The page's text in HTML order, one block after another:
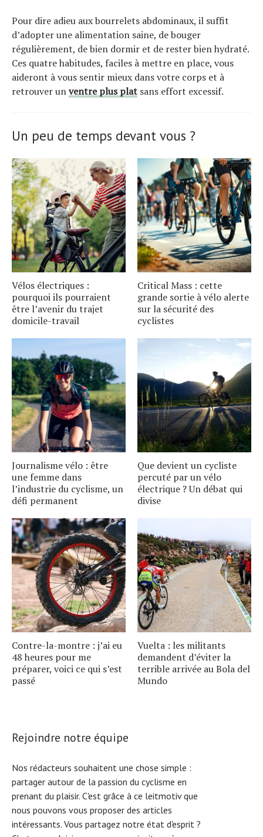
Pour dire adieu aux bourrelets abdominaux, il suffit
d’adopter une alimentation saine, de bouger
régulièrement, de bien dormir et de rester bien hydraté.
Ces quatre habitudes, faciles à mettre en place, vous
aideront à vous sentir mieux dans votre corps et à
retrouver unventre plus plat sans effort excessif.
Un peu de temps devant vous ?
Vélos électriques :
pourquoi ils pourraient
être l’avenir du trajet
domicile-travail
Critical Mass : cette
grande sortie à vélo alerte
sur la sécurité des
cyclistes
Journalisme vélo : être
une femme dans
l’industrie du cyclisme, un
défi permanent
Que devient un cycliste
percuté par un vélo
électrique ? Un débat qui
divise
Contre-la-montre : j’ai eu
48 heures pour me
préparer, voici ce qui s’est
passé
Vuelta : les militants
demandent d’éviter la
terrible arrivée au Bola del
Mundo
Rejoindre notre équipe
Nos rédacteurs souhaitent une chose simple :
partager autour de la passion du cyclisme en
prenant du plaisir. C'est grâce à ce leitmotiv que
nous pouvons vous proposer des articles
intéressants. Vous partagez notre état d'esprit ?